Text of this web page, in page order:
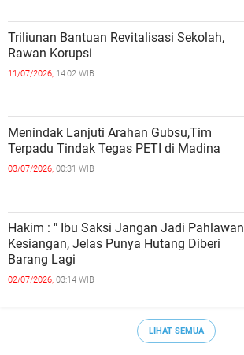
Triliunan Bantuan Revitalisasi Sekolah,
Rawan Korupsi
11/07/2026, 14:02 WIB
Menindak Lanjuti Arahan Gubsu,Tim
Terpadu Tindak Tegas PETI di Madina
03/07/2026, 00:31 WIB
Hakim : " Ibu Saksi Jangan Jadi Pahlawan
Kesiangan, Jelas Punya Hutang Diberi
Barang Lagi
02/07/2026, 03:14 WIB
LIHAT SEMUA